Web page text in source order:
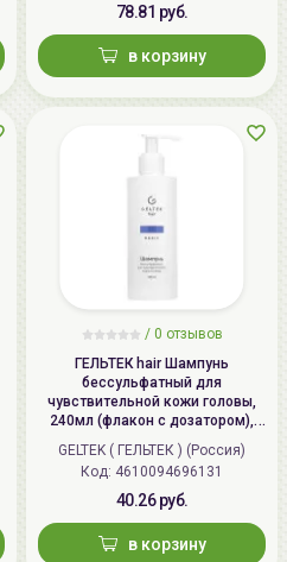
78.81 руб.
в корзину
/ 0 отзывов
ГЕЛЬТЕК hair Шампунь
бессульфатный для
чувствительной кожи головы,
240мл (флакон с дозатором),
GELTEK ( ГЕЛЬТЕК ) (Россия)
Код: 4610094696131
40.26 руб.
в корзину